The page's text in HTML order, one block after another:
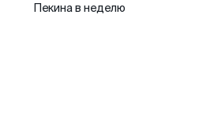
Пекина в неделю